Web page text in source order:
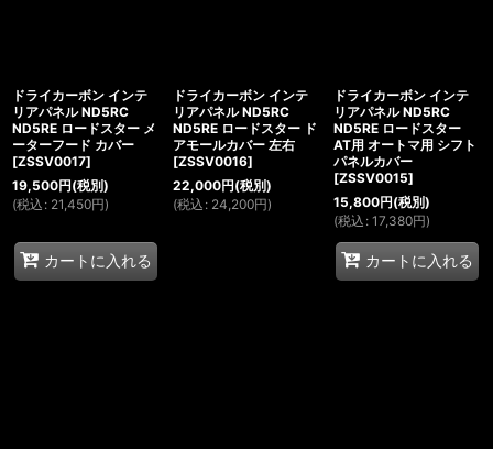
ドライカーボン インテ
リアパネル ND5RC
ND5RE ロードスター メ
ーターフード カバー
[ZSSV0017]
19,500円(税別)
(税込 : 21,450円)
カートに入れる
ドライカーボン インテ
リアパネル ND5RC
ND5RE ロードスター ド
アモールカバー 左右
[ZSSV0016]
22,000円(税別)
(税込 : 24,200円)
ドライカーボン インテ
リアパネル ND5RC
ND5RE ロードスター
AT用 オートマ用 シフト
パネルカバー
[ZSSV0015]
15,800円(税別)
(税込 : 17,380円)
カートに入れる